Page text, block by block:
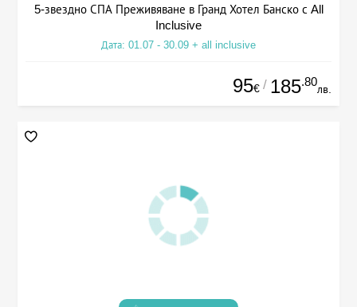
5-звездно СПА Преживяване в Гранд Хотел Банско с All
Inclusive
Дата: 01.07 - 30.09 + all inclusive
95€ / 185.80
лв.